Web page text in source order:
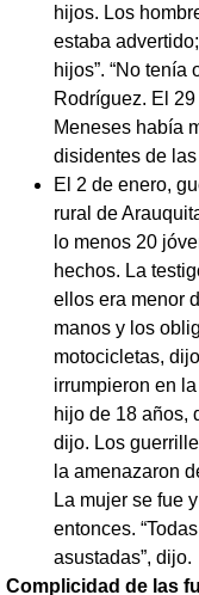
hijos. Los
estaba
hijos”. “No
Rodríguez. El
Meneses había
disidentes de
El 2 de enero,
rural de
lo menos 20
hechos. La
ellos era menor
manos y los
motocicletas,
irrumpieron en
hijo de 18 años,
dijo. Los
la amenazaron
La mujer se fue
entonces.
asustadas”, dijo.
Complicidad de las